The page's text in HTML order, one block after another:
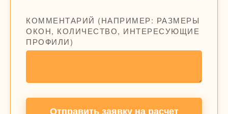
КОММЕНТАРИЙ (НАПРИМЕР: РАЗМЕРЫ
ОКОН, КОЛИЧЕСТВО, ИНТЕРЕСУЮЩИЕ
ПРОФИЛИ)
Отправить заявку на расчет